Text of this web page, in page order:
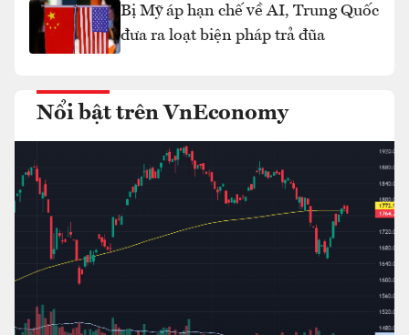
Bị Mỹ áp hạn chế về AI, Trung Quốc
đưa ra loạt biện pháp trả đũa
Nổi bật trên VnEconomy